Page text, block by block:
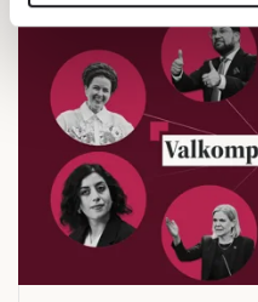
annons- och
Dessa kan i sin tur
information som du har
samlat in när du har
Om du vill läsa mer om
kan du göra det här